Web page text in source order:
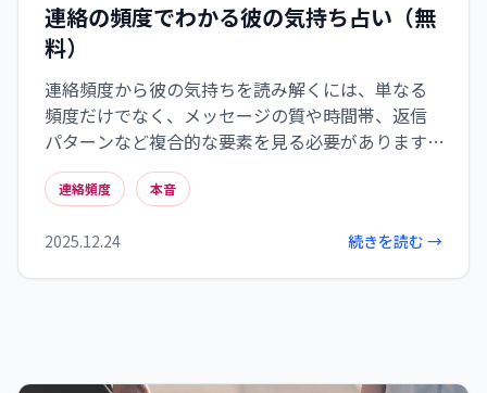
連絡の頻度でわかる彼の気持ち占い（無
料）
連絡頻度から彼の気持ちを読み解くには、単なる
頻度だけでなく、メッセージの質や時間帯、返信
パターンなど複合的な要素を見る必要があります。
朝の連絡や仕事中の返信は特別な感情の表れであ
り、内容の濃さや話題の広げ方も重要な判断材料
フォローで誠実さが測れます。最終的には返信速度
と内容の質のバランスが、彼の本当の気持ちを映
連絡頻度 本音
2025.12.24 続きを読む →